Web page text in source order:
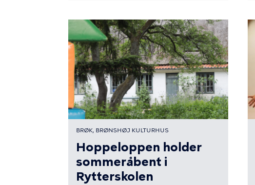
BRØK, BRØNSHØJ KULTURHUS
Hoppeloppen holder
sommeråbent i
Rytterskolen